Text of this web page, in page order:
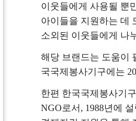
이웃들에게 사용될 뿐
아이들을 지원하는 데
소외된 이웃들에게 나
해당 브랜드는 도움이
국국제봉사기구에는
한편 한국국제봉사기
NGO로서, 1988년에